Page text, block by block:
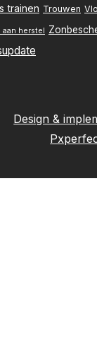
trainen Trouwen
aan herstel
Design &